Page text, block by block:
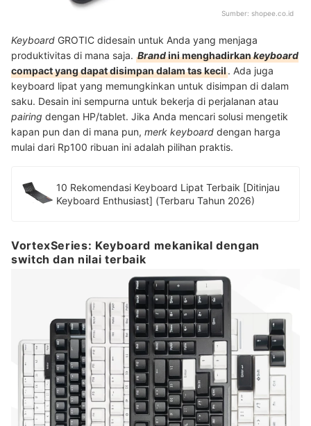
Sumber: shopee.co.id
Keyboard GROTIC didesain untuk Anda yang menjaga
produktivitas di mana saja. Brandini menghadirkankeyboard
compact yang dapat disimpan dalam tas kecil. Ada juga
keyboard lipat yang memungkinkan untuk disimpan di dalam
saku. Desain ini sempurna untuk bekerja di perjalanan atau
pairing dengan HP/tablet. Jika Anda mencari solusi mengetik
kapan pun dan di mana pun, merk keyboard dengan harga
mulai dari Rp100 ribuan ini adalah pilihan praktis.
10 Rekomendasi Keyboard Lipat Terbaik [Ditinjau
Keyboard Enthusiast] (Terbaru Tahun 2026)
VortexSeries: Keyboard mekanikal dengan
switch dan nilai terbaik